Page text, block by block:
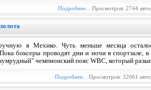
Подробнее... Просмотров: 2744
в Мехико. Чуть меньше месяца
боксеры проводят дни и ночи в спортзале,
чемпионский пояс WBC, который
Подробнее... Просмотров: 32061